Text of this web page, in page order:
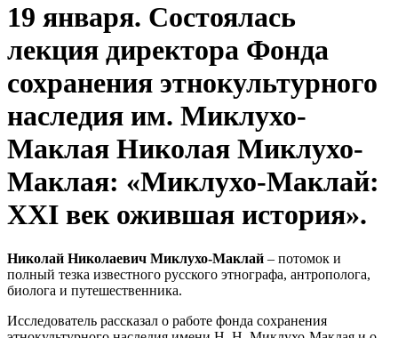
19 января. Состоялась
лекция директора Фонда
сохранения этнокультурного
наследия им. Миклухо-
Маклая Николая Миклухо-
Маклая: «Миклухо-Маклай:
XXI век ожившая история».
Николай Николаевич Миклухо-Маклай – потомок и
полный тезка известного русского этнографа, антрополога,
биолога и путешественника.
Исследователь рассказал о работе фонда сохранения